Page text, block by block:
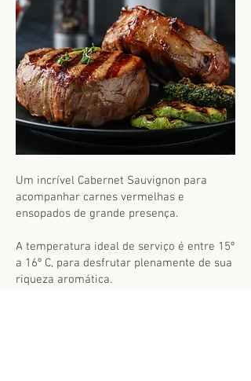
Um incrível Cabernet Sauvignon para
acompanhar carnes vermelhas e
ensopados de grande presença.
A temperatura ideal de serviço é entre 15º
a 16º C, para desfrutar plenamente de sua
riqueza aromática.